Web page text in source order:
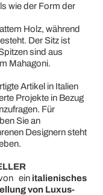
wie der Form der
Holz, während
Der Sitz ist
sind aus
Mahagoni.
Artikel in Italien
Projekte in Bezug
Für
Sie an
Designern steht
ein italienisches
von Luxus-